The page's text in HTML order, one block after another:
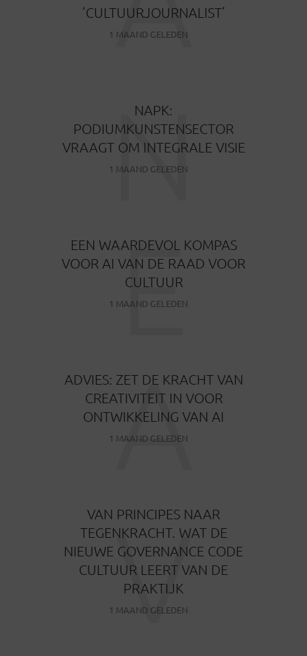
‘CULTUURJOURNALIST’
1 MAAND GELEDEN
NAPK:
PODIUMKUNSTENSECTOR
VRAAGT OM INTEGRALE VISIE
1 MAAND GELEDEN
N
EEN WAARDEVOL KOMPAS
VOOR AI VAN DE RAAD VOOR
CULTUUR
1 MAAND GELEDEN
E
ADVIES: ZET DE KRACHT VAN
CREATIVITEIT IN VOOR
ONTWIKKELING VAN AI
1 MAAND GELEDEN
A
VAN PRINCIPES NAAR
TEGENKRACHT. WAT DE
NIEUWE GOVERNANCE CODE
CULTUUR LEERT VAN DE
PRAKTIJK
1 MAAND GELEDEN
V